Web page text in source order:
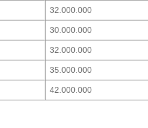
32.000.000
30.000.000
32.000.000
35.000.000
42.000.000